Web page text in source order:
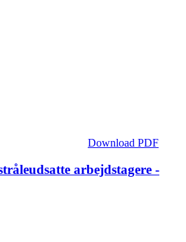
Download PDF
arbejdstagere -